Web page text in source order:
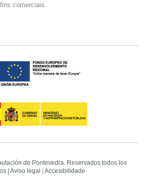
comerciais.
de Pontevedra. Reservados todos los
| Aviso legal | Accesibilidade